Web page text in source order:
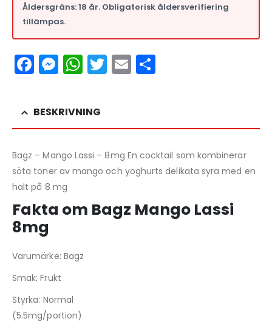
Åldersgräns: 18 år. Obligatorisk åldersverifiering
tillämpas.
Facebook
Messenger
WhatsApp
Twitter
Email
BESKRIVNING
Bagz – Mango Lassi – 8mg En cocktail som kombinerar
söta toner av mango och yoghurts delikata syra med en
halt på 8 mg
Fakta om Bagz Mango Lassi
8mg
Varumärke: Bagz
Smak: Frukt
Styrka: Normal
(5.5mg/portion)